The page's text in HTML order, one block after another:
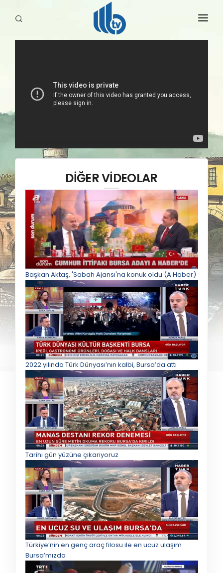
YAYINLARIMIZ
DİĞER VİDEOLAR
Başkan Aktaş, 'Sabah Ajansı'na konuk oldu (A Haber)
2022 yılında Türk Dünyası’nın kalbi, Bursa’da attı
Tarihi gün yüzüne çıkarıyoruz
Türkiye’nin en genç araç filosu ile en ucuz ulaşım
Bursa’mızda